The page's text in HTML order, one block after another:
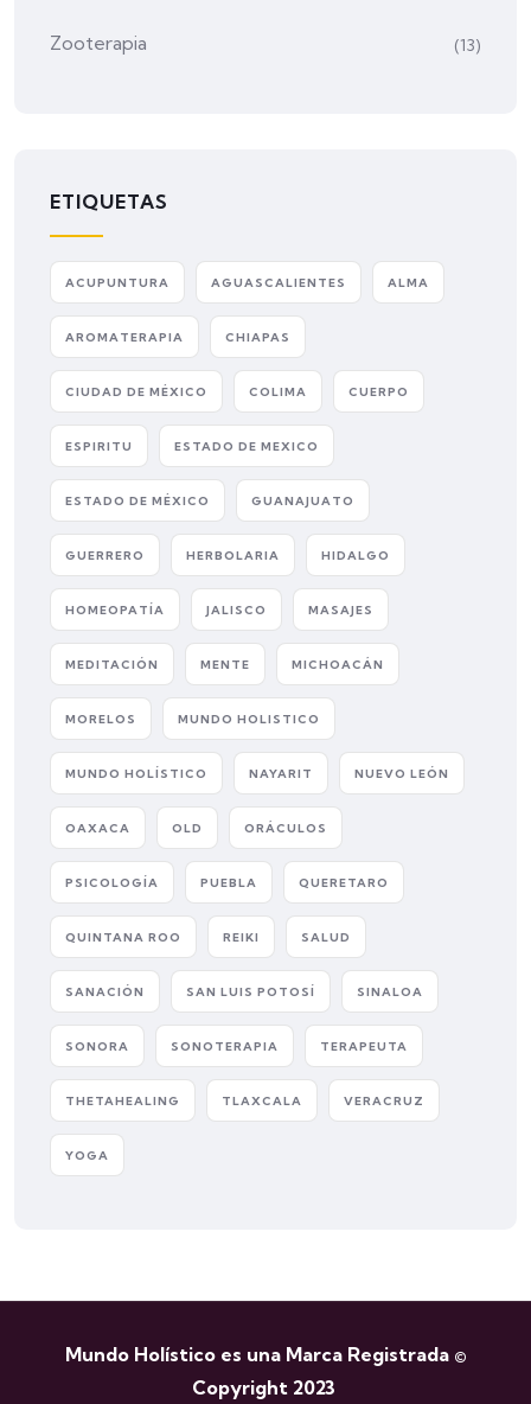
Zooterapia (13)
ETIQUETAS
ACUPUNTURA AGUASCALIENTES ALMA
AROMATERAPIA CHIAPAS
CIUDAD DE MÉXICO COLIMA CUERPO
ESPIRITU ESTADO DE MEXICO
ESTADO DE MÉXICO GUANAJUATO
GUERRERO HERBOLARIA HIDALGO
HOMEOPATÍA JALISCO MASAJES
MEDITACIÓN MENTE MICHOACÁN
MORELOS MUNDO HOLISTICO
MUNDO HOLÍSTICO NAYARIT NUEVO LEÓN
OAXACA OLD ORÁCULOS
PSICOLOGÍA PUEBLA QUERETARO
QUINTANA ROO REIKI SALUD
SANACIÓN SAN LUIS POTOSÍ SINALOA
SONORA SONOTERAPIA TERAPEUTA
THETAHEALING TLAXCALA VERACRUZ
YOGA
Mundo Holístico es una Marca Registrada ©
Copyright 2023